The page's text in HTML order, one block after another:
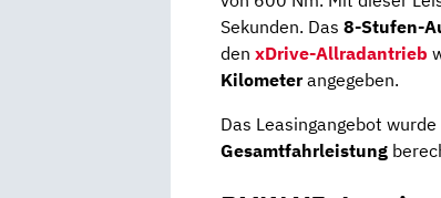
Sekunden. Das 8-Stufen-
den xDrive-Allradantrieb
Kilometerangegeben.
Das Leasingangebot
Gesamtfahrleistung